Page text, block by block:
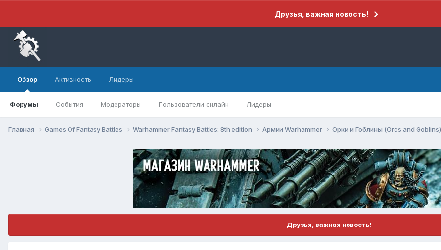
Друзья, важная новость!
Обзор
Форумы События Модераторы Пользователи онлайн Лидеры
Активность Лидеры
Главная Games Of Fantasy Battles Warhammer Fantasy Battles: 8th edition Армии Warhammer Орки и Гоблины (Orcs and Goblins)
Друзья, важная новость!